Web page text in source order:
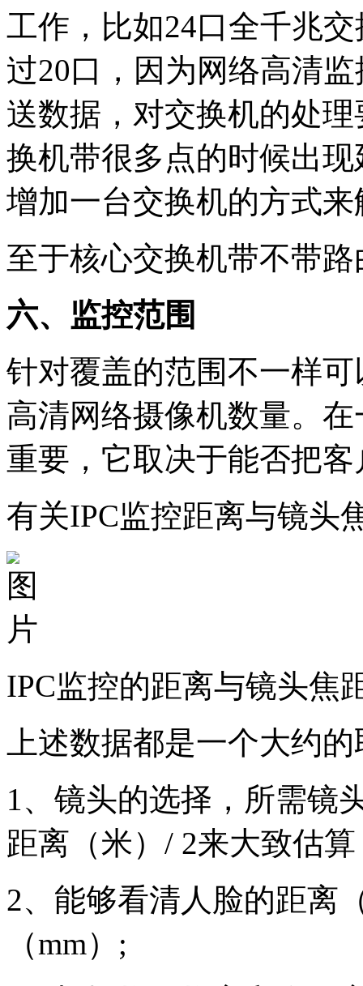
工作，比如24口全千兆
过20口，因为网络高清
送数据，对交换机的处
换机带很多点的时候出
增加一台交换机的方式来
至于核心交换机带不带
六、监控范围
针对覆盖的范围不一样
高清网络摄像机数量。
重要，它取决于能否把
有关IPC监控距离与镜头
IPC监控的距离与镜头焦
上述数据都是一个大约
1、镜头的选择，所需镜
距离（米）/ 2来大致估算
2、能够看清人脸的距离
（mm）;